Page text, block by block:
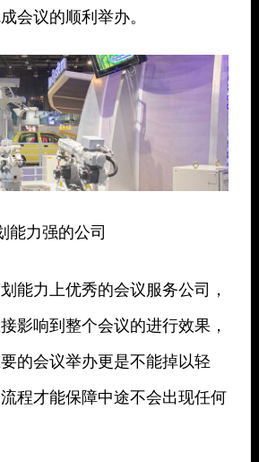
会议的顺利举办。
能力强的公司
能力上优秀的会议服务公司，
影响到整个会议的进行效果，
的会议举办更是不能掉以轻
程才能保障中途不会出现任何